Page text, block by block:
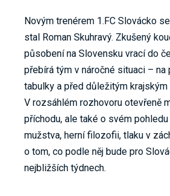
Novým trenérem 1.FC Slovácko
stal Roman Skuhravý. Zkušený
působení na Slovensku vrací do
přebírá tým v náročné situaci –
tabulky a před důležitým
V rozsáhlém rozhovoru otevřeně
příchodu, ale také o svém
mužstva, herní filozofii, tlaku v
o tom, co podle něj bude pro
nejbližších týdnech.